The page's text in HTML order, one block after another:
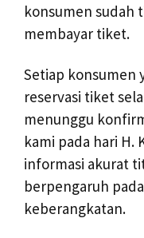
konsumen sudah
membayar tiket.
Setiap konsumen
reservasi tiket
menunggu
kami pada hari H.
informasi akurat
berpengaruh
keberangkatan.